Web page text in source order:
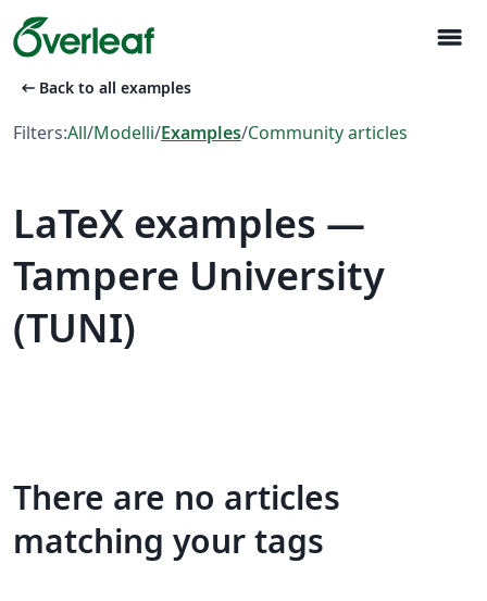
menu
arrow_left_alt Back to all examples
Filters:All/Modelli/Examples/Community articles
LaTeX examples —
Tampere University
(TUNI)
There are no articles
matching your tags